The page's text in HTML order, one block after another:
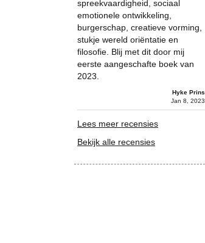
spreekvaardigheid, sociaal
emotionele ontwikkeling,
burgerschap, creatieve vorming,
stukje wereld oriëntatie en
filosofie. Blij met dit door mij
eerste aangeschafte boek van
2023.
Hyke Prins
Jan 8, 2023
Lees meer recensies
Bekijk alle recensies